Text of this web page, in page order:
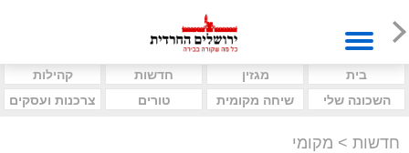
בית מגזין חדשות
קהילות
השכונה שלי
שיחה מקומית טורים צרכנות ועסקים
חדשות > מקומי